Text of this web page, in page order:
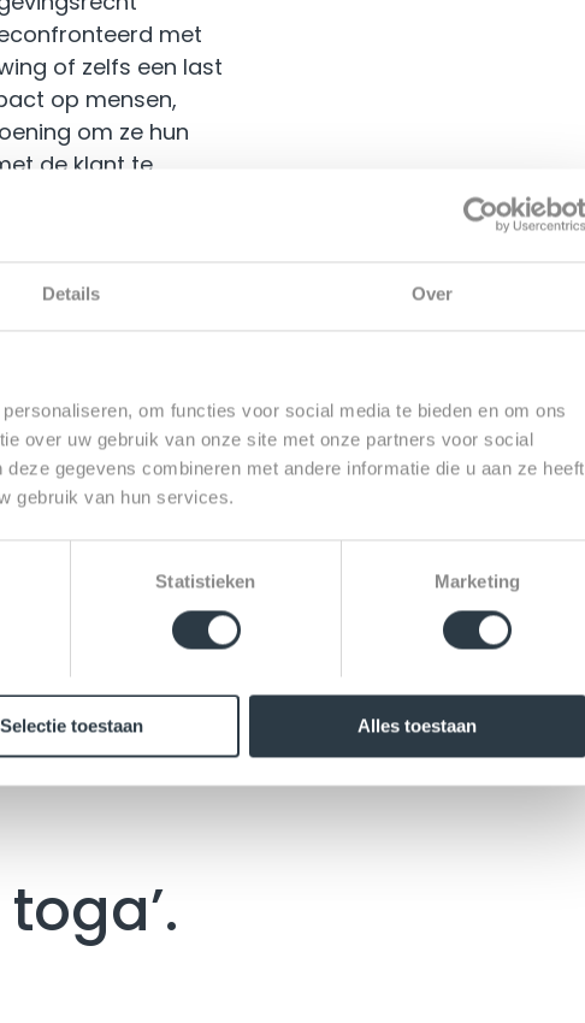
Details Over
om functies voor social media te bieden en om ons
over uw gebruik van onze site met onze partners voor social
gegevens combineren met andere informatie die u aan ze heeft
gebruik van hun services.
Statistieken Marketing
Selectie toestaan Alles toestaan
met
of zelfs een last
op mensen,
om ze hun
de klant te
om dossiers
Daar moet
ik van piano
mijn studie hebben
maand
Italië,
hobby weer op,
en ik heb altijd
en strategisch
wel te